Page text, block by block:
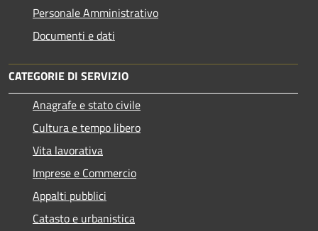
Personale Amministrativo
Documenti e dati
CATEGORIE DI SERVIZIO
Anagrafe e stato civile
Cultura e tempo libero
Vita lavorativa
Imprese e Commercio
Appalti pubblici
Catasto e urbanistica